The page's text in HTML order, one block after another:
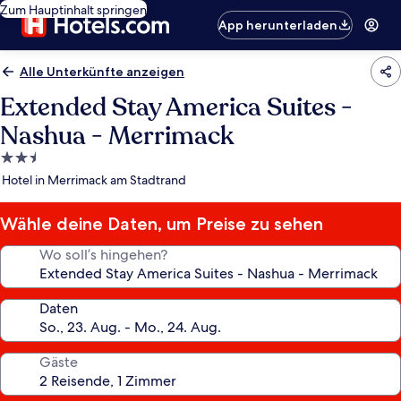
Zum Hauptinhalt springen
App herunterladen
Alle Unterkünfte anzeigen
Extended Stay America Suites -
Nashua - Merrimack
2.5-
Sterne-
Hotel in Merrimack am Stadtrand
Wähle deine Daten, um Preise zu sehen
Wo soll’s hingehen?
Daten
Gäste